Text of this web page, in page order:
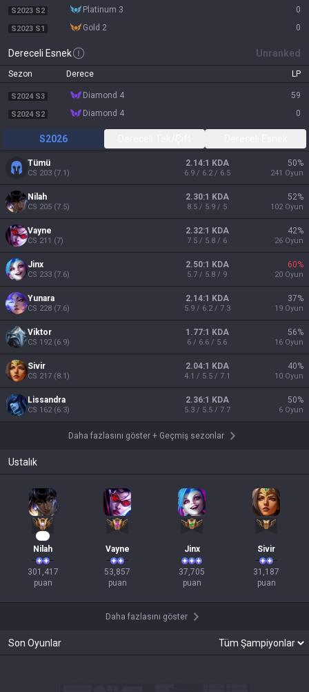
S2023 S2 platinum 3 0
S2023 S1 gold 2 0
Dereceli Esnek Unranked
Sezon Derece LP
S2024 S3 diamond 4 59
S2024 S2 diamond 4 0
S2026
Tümü
CS 203 (7.1)
2.14:1 KDA
6.9 / 6.2 / 6.5
50%
241 Oyun
Nilah
CS 205 (7.5)
2.30:1 KDA
8.5 / 5.9 / 5
52%
102 Oyun
Vayne
CS 211 (7)
2.32:1 KDA
7.5 / 5.8 / 6
42%
26 Oyun
Jinx
CS 233 (7.6)
2.50:1 KDA
5.7 / 5.8 / 9
60%
20 Oyun
Yunara
CS 228 (7.6)
2.14:1 KDA
5.9 / 6.2 / 7.3
37%
19 Oyun
Viktor
CS 192(6.9)
1.77:1 KDA
6 / 6.6 / 5.6
56%
16 Oyun
Sivir
CS 217 (8.1)
2.04:1 KDA
4.1 / 5.5 / 7.1
40%
10 Oyun
Lissandra
CS 162(6.3)
2.36:1 KDA
5.3 / 5.5 / 7.7
50%
6 Oyun
Daha fazlasını göster + Geçmiş sezonlar
Ustalık
Nilah
301,417
puan
Vayne
53,857
puan
Jinx
37,705
puan
Sivir
31,187
puan
Daha fazlasını göster
Son Oyunlar